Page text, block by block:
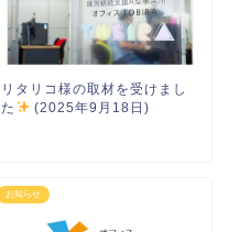
リタリコ様の取材を受けまし
た
(2025年9月18日)
お知らせ